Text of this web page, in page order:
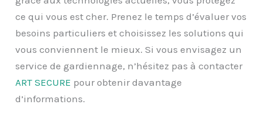
ce qui vous est cher. Prenez le temps d’évaluer vos
besoins particuliers et choisissez les solutions qui
vous conviennent le mieux. Si vous envisagez un
service de gardiennage, n’hésitez pas à contacter
ART SECURE pour obtenir davantage
d’informations.